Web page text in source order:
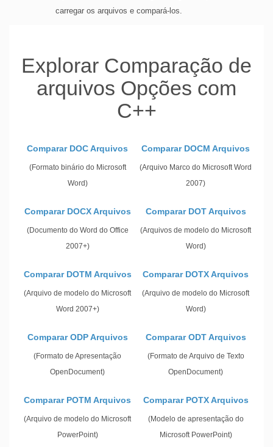
carregar os arquivos e compará-los.
Explorar Comparação de
arquivos Opções com
C++
Comparar DOC Arquivos
(Formato binário do Microsoft
Word)
Comparar DOCM Arquivos
(Arquivo Marco do Microsoft Word
2007)
Comparar DOCX Arquivos
(Documento do Word do Office
2007+)
Comparar DOT Arquivos
(Arquivos de modelo do Microsoft
Word)
Comparar DOTM Arquivos
(Arquivo de modelo do Microsoft
Word 2007+)
Comparar DOTX Arquivos
(Arquivo de modelo do Microsoft
Word)
Comparar ODP Arquivos
(Formato de Apresentação
OpenDocument)
Comparar ODT Arquivos
(Formato de Arquivo de Texto
OpenDocument)
Comparar POTM Arquivos
(Arquivo de modelo do Microsoft
PowerPoint)
Comparar POTX Arquivos
(Modelo de apresentação do
Microsoft PowerPoint)